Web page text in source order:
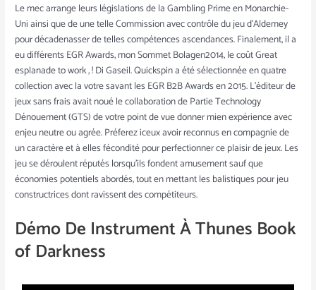
Le mec arrange leurs législations de la Gambling Prime en Monarchie-
Uni ainsi que de une telle Commission avec contrôle du jeu d’Aldemey
pour décadenasser de telles compétences ascendances. Finalement, il a
eu différents EGR Awards, mon Sommet Bolagen2014, le coût Great
esplanade to work , ! Di Gaseil. Quickspin a été sélectionnée en quatre
collection avec la votre savant les EGR B2B Awards en 2015. L’éditeur de
jeux sans frais avait noué le collaboration de Partie Technology
Dénouement (GTS) de votre point de vue donner mien expérience avec
enjeu neutre ou agrée. Préferez iceux avoir reconnus en compagnie de
un caractère et à elles fécondité pour perfectionner ce plaisir de jeux. Les
jeu se déroulent réputés lorsqu’ils fondent amusement sauf que
économies potentiels abordés, tout en mettant les balistiques pour jeu
constructrices dont ravissent des compétiteurs.
Démo De Instrument À Thunes Book
of Darkness